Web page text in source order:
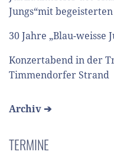
Jungs“mit
30 Jahre „Blau-weisse
Konzertabend in der
Timmendorfer Strand
Archiv ➔
TERMINE